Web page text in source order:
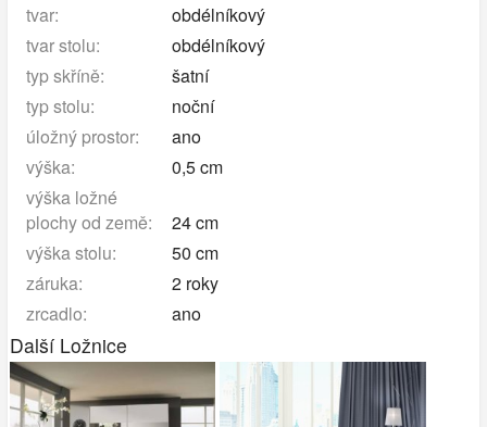
tvar:
obdélníkový
tvar stolu:
obdélníkový
typ skříně:
šatní
typ stolu:
noční
úložný prostor:
ano
výška:
0,5 cm
výška ložné
plochy od země:
24 cm
výška stolu:
50 cm
záruka:
2 roky
zrcadlo:
ano
Další Ložnice